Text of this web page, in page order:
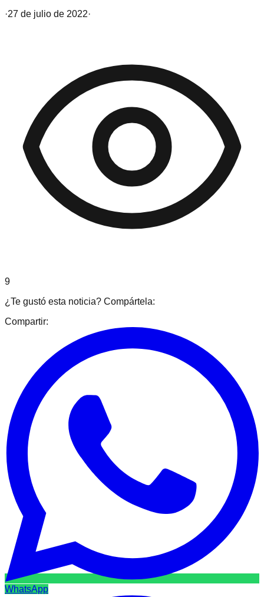
·27 de julio de 2022·
9
¿Te gustó esta noticia? Compártela:
Compartir:
WhatsApp